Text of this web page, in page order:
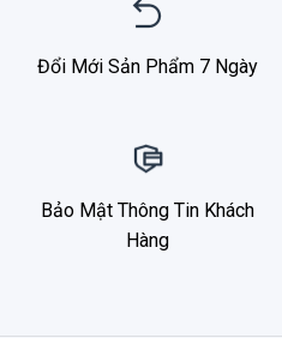
Đổi Mới Sản Phẩm 7 Ngày
Bảo Mật Thông Tin Khách
Hàng